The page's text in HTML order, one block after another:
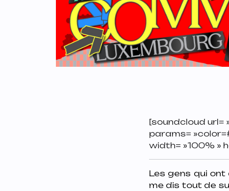
[soundcloud url=
params=
width= »100% »
Les gens qui ont
me dis tout de